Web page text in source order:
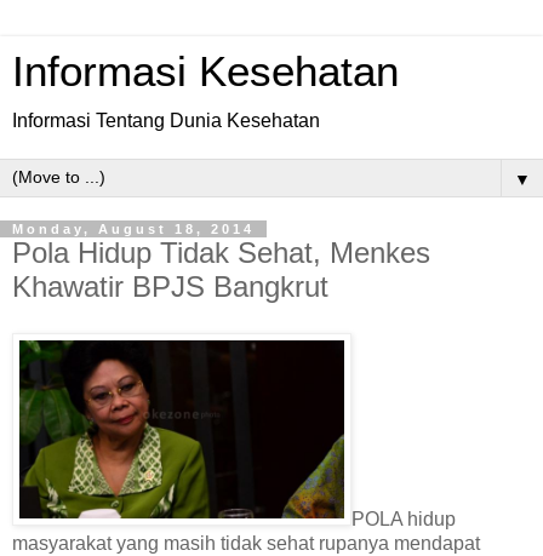
Informasi Kesehatan
Informasi Tentang Dunia Kesehatan
▼
Monday, August 18, 2014
Pola Hidup Tidak Sehat, Menkes
Khawatir BPJS Bangkrut
POLA hidup
masyarakat yang masih tidak sehat rupanya mendapat